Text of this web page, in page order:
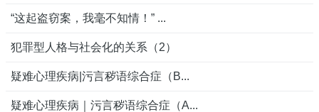
“这起盗窃案，我毫不知情！” ...
犯罪型人格与社会化的关系（2）
疑难心理疾病|污言秽语综合症（B...
疑难心理疾病｜污言秽语综合症（A...